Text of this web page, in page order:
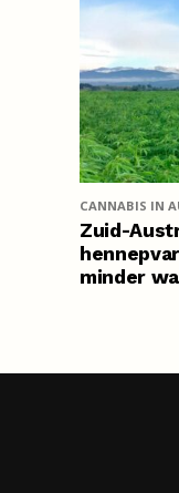
CANNABIS IN
Zuid-
minder